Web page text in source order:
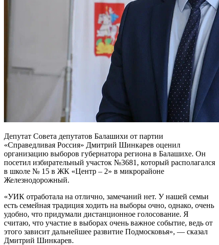
Депутат Совета депутатов Балашихи от партии
«Справедливая Россия» Дмитрий Шинкарев оценил
организацию выборов губернатора региона в Балашихе. Он
посетил избирательный участок №3681, который располагался
в школе № 15 в ЖК «Центр – 2» в микрорайоне
Железнодорожный.
«УИК отработала на отлично, замечаний нет. У нашей семьи
есть семейная традиция ходить на выборы очно, однако, очень
удобно, что придумали дистанционное голосование. Я
считаю, что участие в выборах очень важное событие, ведь от
этого зависит дальнейшее развитие Подмосковья», — сказал
Дмитрий Шинкарев.